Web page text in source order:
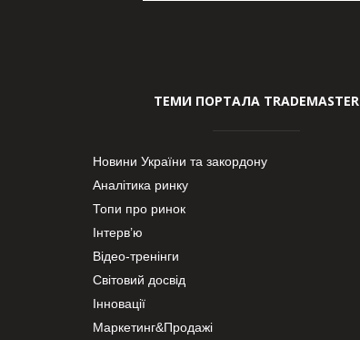
ТЕМИ ПОРТАЛА TRADEMASTER
Новини України та закордону
Аналітика ринку
Топи про ринок
Інтерв’ю
Відео-тренінги
Світовий досвід
Інновації
Маркетинг&Продажі